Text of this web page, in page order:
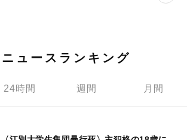
ニュースランキング
24時間 週間 月間